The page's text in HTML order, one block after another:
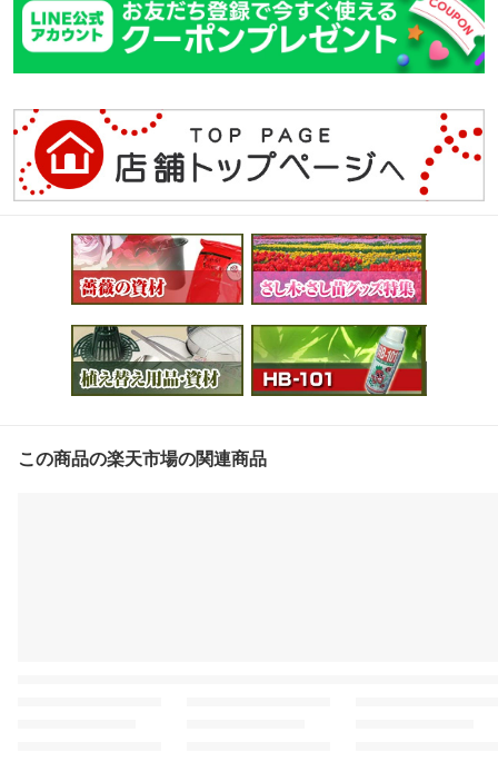
この商品の楽天市場の関連商品